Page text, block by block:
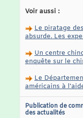
Voir aussi :
Le piratage
absurde. Les
Un centre
enquête sur le
Le
américains à
Publication de
des actualités